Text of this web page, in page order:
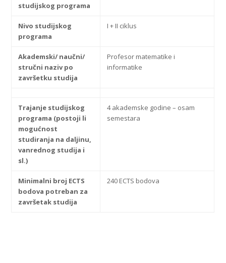
studijskog programa
Nivo studijskog
programa
I + II ciklus
Akademski/ naučni/
stručni naziv po
završetku studija
Profesor matematike i
informatike
Trajanje studijskog
programa (postoji li
mogućnost
studiranja na daljinu,
vanrednog studija i
sl.)
4 akademske godine – osam
semestara
Minimalni broj ECTS
bodova potreban za
završetak studija
240 ECTS bodova